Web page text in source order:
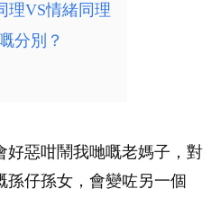
理VS情緒同理
分別？
好惡咁鬧我哋嘅老媽子，對
仔孫女，會變咗另一個